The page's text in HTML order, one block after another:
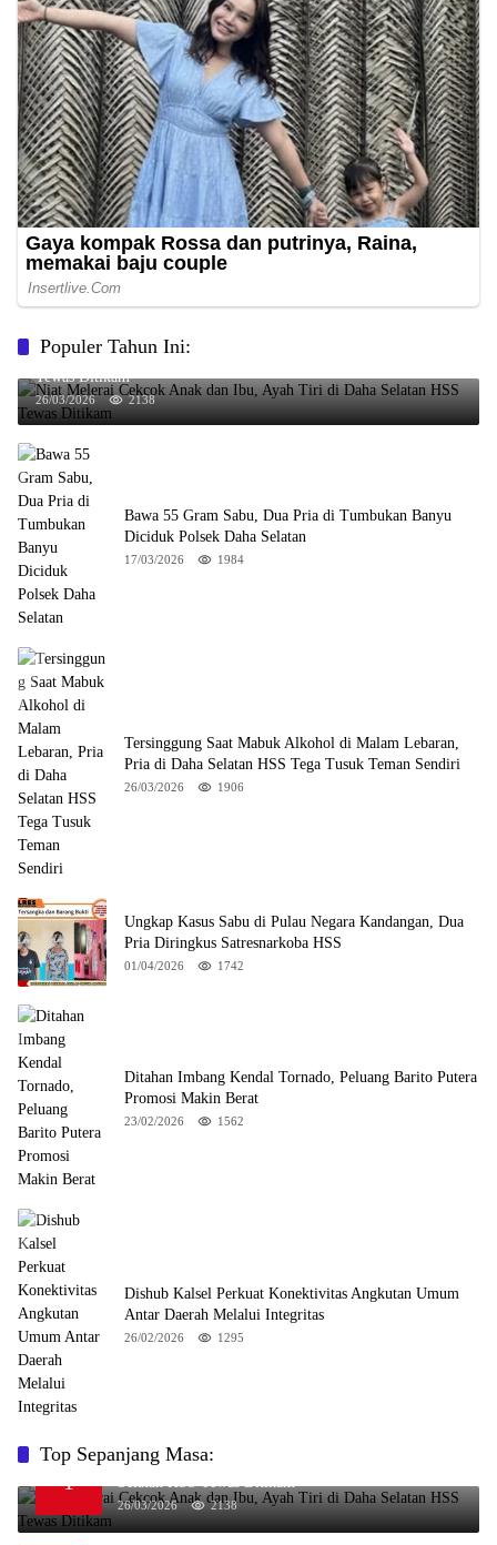
Populer Tahun Ini:
Niat Melerai Cekcok Anak dan Ibu, Ayah Tiri di Daha Selatan HSS
Tewas Ditikam
26/03/2026 2138
Bawa 55 Gram Sabu, Dua Pria di Tumbukan Banyu
Diciduk Polsek Daha Selatan
17/03/2026 1984
Tersinggung Saat Mabuk Alkohol di Malam Lebaran,
Pria di Daha Selatan HSS Tega Tusuk Teman Sendiri
26/03/2026 1906
Ungkap Kasus Sabu di Pulau Negara Kandangan, Dua
Pria Diringkus Satresnarkoba HSS
01/04/2026 1742
Ditahan Imbang Kendal Tornado, Peluang Barito Putera
Promosi Makin Berat
23/02/2026 1562
Dishub Kalsel Perkuat Konektivitas Angkutan Umum
Antar Daerah Melalui Integritas
26/02/2026 1295
Top Sepanjang Masa:
1
Niat Melerai Cekcok Anak dan Ibu, Ayah Tiri di Daha
Selatan HSS Tewas Ditikam
26/03/2026 2138